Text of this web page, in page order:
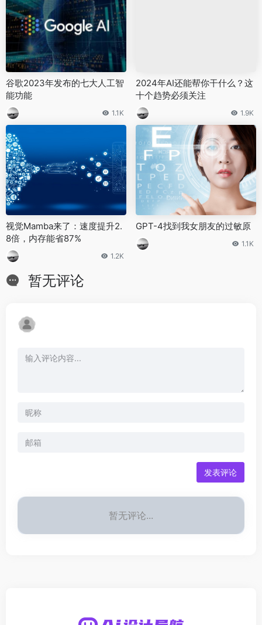
谷歌2023年发布的七大人工智
能功能
1.1K
2024年AI还能帮你干什么？这
十个趋势必须关注
1.9K
视觉Mamba来了：速度提升2.
8倍，内存能省87%
1.2K
GPT-4找到我女朋友的过敏原
1.1K
暂无评论
发表评论
暂无评论...